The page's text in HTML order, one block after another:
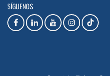
SÍGUENOS